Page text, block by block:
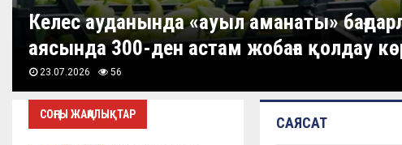
Келес ауданында «ауыл аманаты»
аясында 300-ден астам жобаға қолдау
23.07.2026 56
САЯСАТ
СОҢҒЫ ЖАҢАЛЫҚТАР